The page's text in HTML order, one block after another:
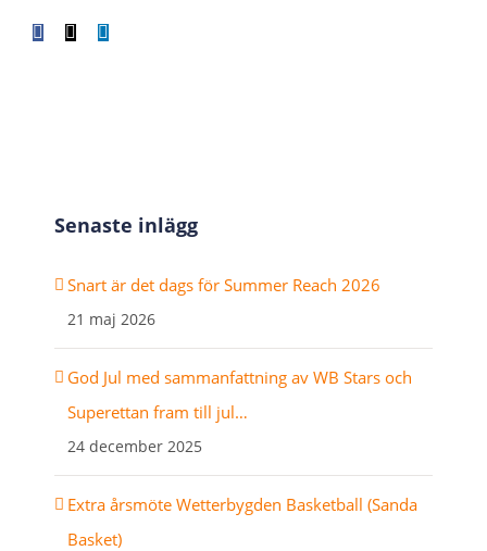
Facebook
Senaste inlägg
Snart är det dags för Summer Reach 2026
21 maj 2026
God Jul med sammanfattning av WB Stars och
Superettan fram till jul…
24 december 2025
Extra årsmöte Wetterbygden Basketball (Sanda
Basket)